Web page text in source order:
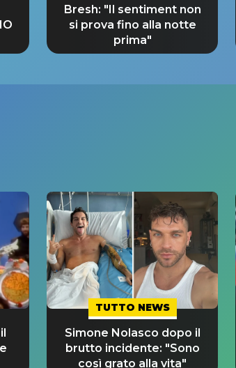
Bresh: "Il sentiment non
si prova fino alla notte
prima"
TUTTO NEWS
Simone Nolasco dopo il
brutto incidente: "Sono
così grato alla vita"